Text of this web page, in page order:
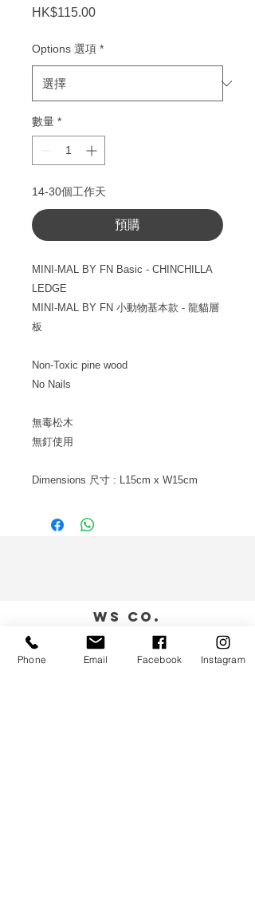
HK$115.00價
Options 選項 *
數量 *
14-30個工作天
預購
MINI-MAL BY FN Basic - CHINCHILLA
LEDGE
MINI-MAL BY FN 小動物基本款 - 龍貓層
板
Non-Toxic pine wood
No Nails
無毒松木
無釘使用
Dimensions 尺寸 : L15cm x W15cm
WS CO.
Phone Email Facebook Instagram